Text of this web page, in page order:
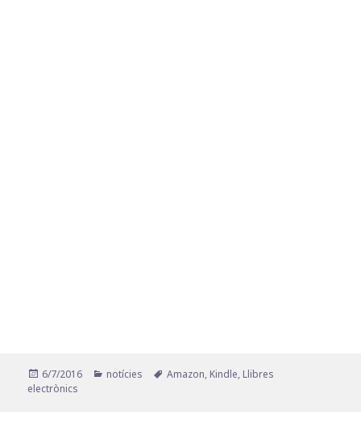
Publicat
el
6/7/2016 Categories
notícies Etiquetes
Amazon, Kindle, Llibres
electrònics